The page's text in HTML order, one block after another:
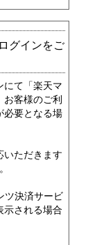
グインをご
にて「楽天マ
客様のご利
必要となる場
いただきます
ツ決済サービ
示される場合